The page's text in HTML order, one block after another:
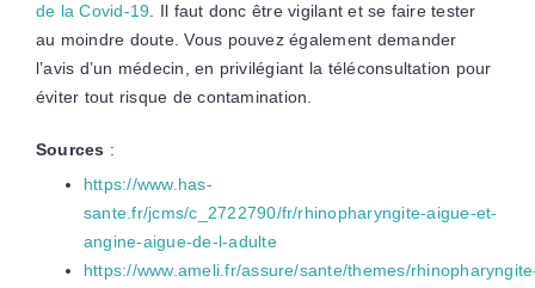
de la Covid-19. Il faut donc être vigilant et se faire tester
au moindre doute. Vous pouvez également demander
l’avis d’un médecin, en privilégiant la téléconsultation pour
éviter tout risque de contamination.
Sources :
https://www.has-
sante.fr/jcms/c_2722790/fr/rhinopharyngite-aigue-et-
angine-aigue-de-l-adulte
https://www.ameli.fr/assure/sante/themes/